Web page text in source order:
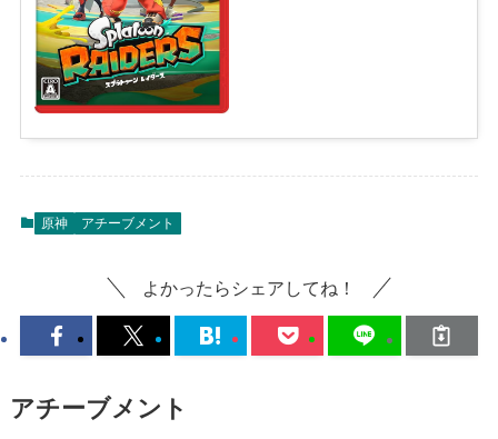
原神 アチーブメント
よかったらシェアしてね！
アチーブメント